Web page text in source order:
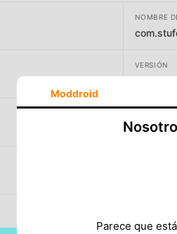
NOMBRE
VERSIÓN
Stufco
Moddroid
Parece que